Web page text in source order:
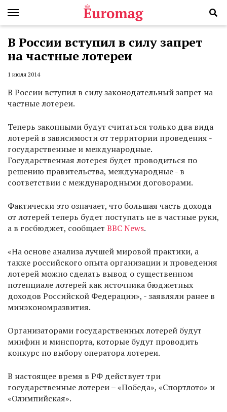
В России вступил в силу запрет
на частные лотереи
1 июля 2014
В России вступил в силу законодательный запрет на
частные лотереи.
Теперь законными будут считаться только два вида
лотерей в зависимости от территории проведения -
государственные и международные.
Государственная лотерея будет проводиться по
решению правительства, международные - в
соответствии с международными договорами.
Фактически это означает, что большая часть дохода
от лотерей теперь будет поступать не в частные руки,
а в госбюджет, сообщает BBC News.
«На основе анализа лучшей мировой практики, а
также российского опыта организации и проведения
лотерей можно сделать вывод о существенном
потенциале лотерей как источника бюджетных
доходов Российской Федерации», - заявляли ранее в
минэкономразвития.
Организаторами государственных лотерей будут
минфин и минспорта, которые будут проводить
конкурс по выбору оператора лотереи.
В настоящее время в РФ действует три
государственные лотереи – «Победа», «Спортлото» и
«Олимпийская».